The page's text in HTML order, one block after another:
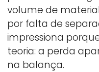
volume de
por falta de
impressiona
teoria: a perda
na balança.